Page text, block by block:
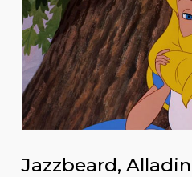
Jazzbeard, Alladin